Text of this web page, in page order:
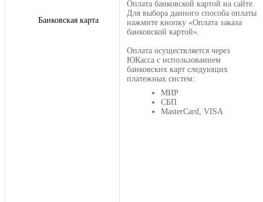
Банковская карта
Оплата банковской картой на сайте.
Для выбора данного способа оплаты
нажмите кнопку «Оплата заказа
банковской картой».
Оплата осуществляется через
ЮКасса с использованием
банковских карт следующих
платежных систем:
МИР
СБП
MasterCard, VISA